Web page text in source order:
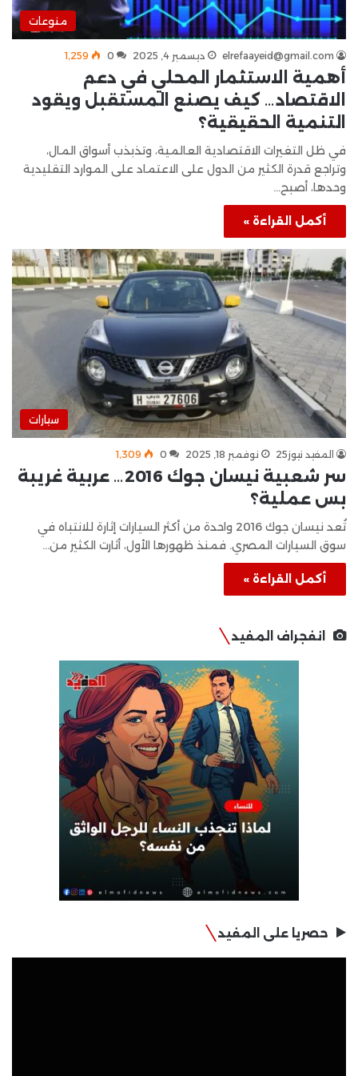
منوعات
elrefaayeid@gmail.com ديسمبر 4, 2025 0 1٬259
أهمية الاستثمار المحلي في دعم
الاقتصاد… كيف يصنع المستقبل ويقود
التنمية الحقيقية؟
في ظل التغيرات الاقتصادية العالمية، وتذبذب أسواق المال،
وتراجع قدرة الكثير من الدول على الاعتماد على الموارد التقليدية
وحدها، أصبح…
أكمل القراءة »
سيارات
المفيد نيوز25 نوفمبر 18, 2025 0 1٬309
سر شعبية نيسان جوك 2016… عربية غريبة
بس عملية؟
تُعد نيسان جوك 2016 واحدة من أكثر السيارات إثارة للانتباه في
سوق السيارات المصري. فمنذ ظهورها الأول، أثارت الكثير من…
أكمل القراءة »
انفجراف المفيد
حصريا على المفيد